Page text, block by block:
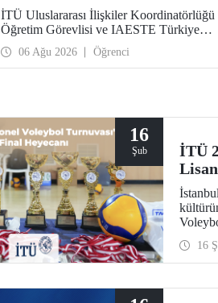
İTÜ Uluslararası İlişkiler Koordinatörlüğü
Öğretim Görevlisi ve IAESTE Türkiye
Sorumlusu Cahit Okan, akademik ilişkileri
birliğini geliştirmek amacıyla 20-27
tarihlerinde ABD’de dünyanın önde gelen
06 Ağu 2026 Öğrenci
16
Şub
İTÜ
16